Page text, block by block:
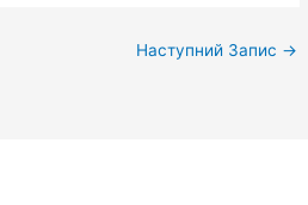
Наступний Запис →